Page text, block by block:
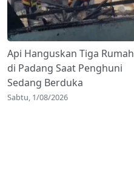
Api Hanguskan Tiga Rumah
di Padang Saat Penghuni
Sedang Berduka
Sabtu, 1/08/2026